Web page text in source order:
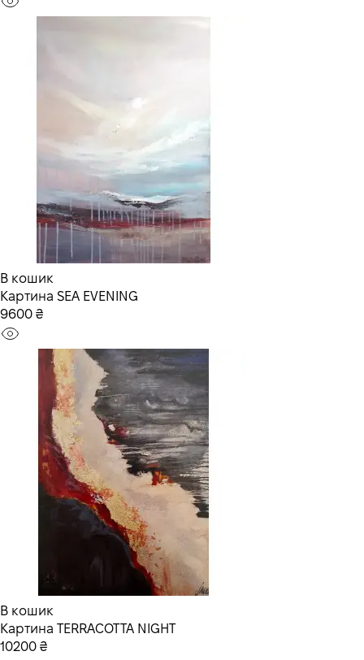
В кошик
Картина SEA EVENING
9600 ₴
В кошик
Картина TERRACOTTA NIGHT
10200 ₴